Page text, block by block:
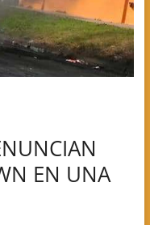
EN UNA